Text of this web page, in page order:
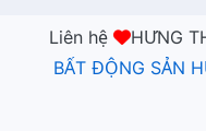
Liên hệ HƯNG
BẤT ĐỘNG SẢN